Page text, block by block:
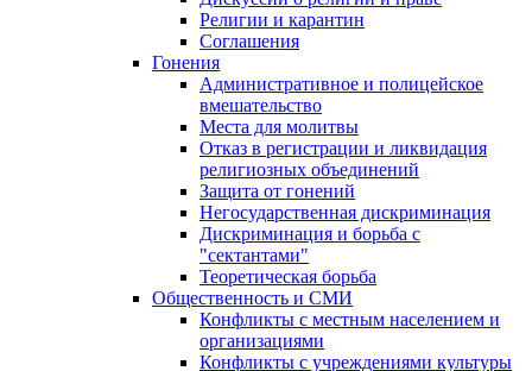
Религии и карантин
Соглашения
Гонения
Административное и полицейское
вмешательство
Места для молитвы
Отказ в регистрации и ликвидация
религиозных объединений
Защита от гонений
Негосударственная дискриминация
Дискриминация и борьба с
"сектантами"
Теоретическая борьба
Общественность и СМИ
Конфликты с местным населением и
организациями
Конфликты с учреждениями культуры